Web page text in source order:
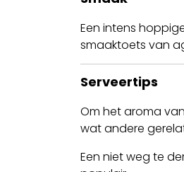
Een intens
smaaktoets van
Serveertips
Om het aroma
wat andere
Een niet weg te